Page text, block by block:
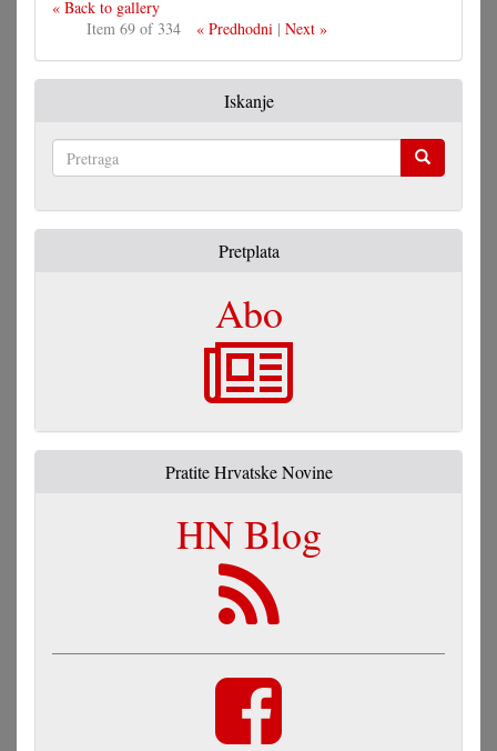
« Back to gallery
Item 69 of 334
« Predhodni| Next »
Iskanje
Pretplata
Abo
Pratite Hrvatske Novine
HN Blog